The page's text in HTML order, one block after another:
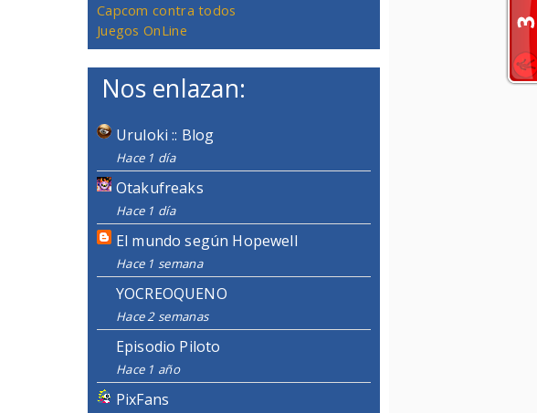
Capcom contra todos
Juegos OnLine
Nos enlazan:
Uruloki :: Blog
Hace 1 día
Otakufreaks
Hace 1 día
El mundo según Hopewell
Hace 1 semana
YOCREOQUENO
Hace 2 semanas
Episodio Piloto
Hace 1 año
PixFans